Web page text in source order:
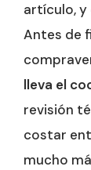
artículo, y
Antes de
lleva el
revisión
costar
mucho